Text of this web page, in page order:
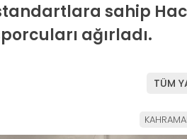
sahip
ağırladı.
TÜM